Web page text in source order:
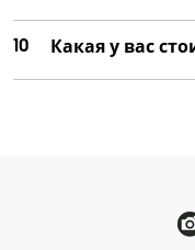
10 Какая у вас